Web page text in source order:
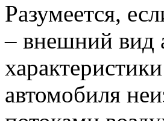
Разумеется,
– внешний вид
автомобиля